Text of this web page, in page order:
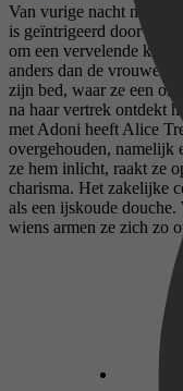
Van vurige nacht naar
is geïntrigeerd door de
om een vervelende
anders dan de vrouwen
zijn bed, waar ze een
na haar vertrek ontdekt
met Adoni heeft Alice
overgehouden, namelijk
ze hem inlicht, raakt ze
charisma. Het zakelijke
als een ijskoude douche.
wiens armen ze zich zo